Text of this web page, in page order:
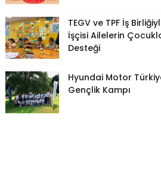
TEGV ve TPF İş
İşçisi Ailelerin
Desteği
Hyundai Motor
Gençlik Kampı